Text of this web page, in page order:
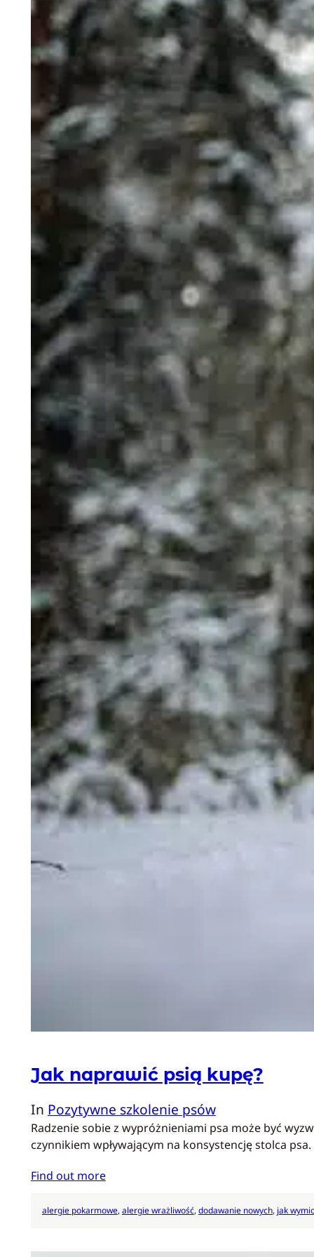
Jak naprawić psią kupę?
In Pozytywne szkolenie psów
Radzenie sobie z wypróżnieniami psa może być
czynnikiem wpływającym na konsystencję stolca
Find out more
alergie pokarmowe, alergie wrażliwość, dodawanie nowych, jak